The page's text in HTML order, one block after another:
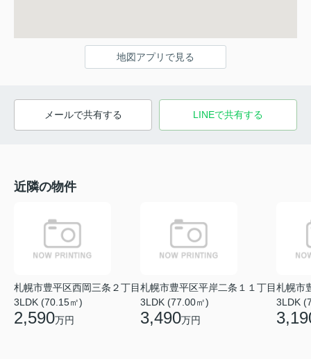
地図アプリで見る
メールで共有する LINEで共有する
近隣の物件
札幌市豊平区西岡三条２丁目
3LDK (70.15㎡)
2,590万円
札幌市豊平区平岸二条１１丁目
3LDK (77.00㎡)
3,490万円
札幌市
3LDK